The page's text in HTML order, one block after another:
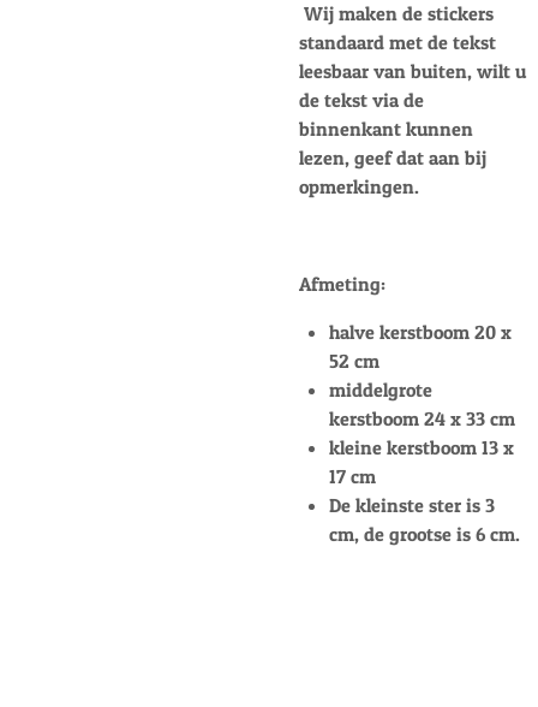
Wij maken de stickers
standaard met de tekst
leesbaar van buiten, wilt u
de tekst via de
binnenkant kunnen
lezen, geef dat aan bij
opmerkingen.
Afmeting:
halve kerstboom 20 x
52 cm
middelgrote
kerstboom 24 x 33 cm
kleine kerstboom 13 x
17 cm
De kleinste ster is 3
cm, de grootse is 6 cm.